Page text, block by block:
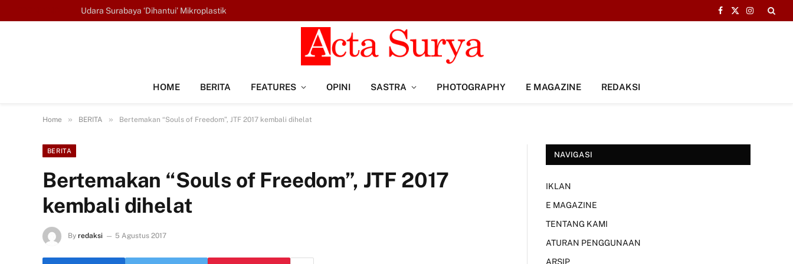
Udara Surabaya ‘Dihantui’ Mikroplastik
Facebook
X
Instagram
HOME BERITA FEATURES OPINI SASTRA PHOTOGRAPHY E MAGAZINE REDAKSI
Home » BERITA » Bertemakan “Souls of Freedom”, JTF 2017 kembali dihelat
BERITA
Bertemakan “Souls of Freedom”, JTF 2017
kembali dihelat
By redaksi 5 Agustus 2017
NAVIGASI
IKLAN
E MAGAZINE
TENTANG KAMI
ATURAN PENGGUNAAN
ARSIP